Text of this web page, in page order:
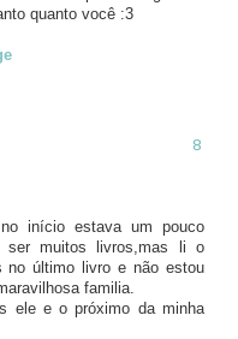
quanto você :3
início estava um pouco
ser muitos livros,mas li o
no último livro e não estou
familia.
ele e o próximo da minha